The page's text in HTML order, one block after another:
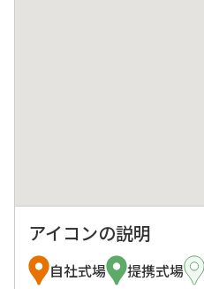
アイコンの説明
自社式場 提携式場